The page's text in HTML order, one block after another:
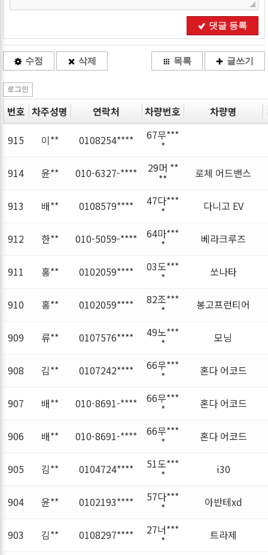
댓글 등록
수정 삭제 목록 글쓰기
로그인
번호 차주성명 연락처 차량번호 차량명
915
이** 0108254**** 67무***
*
914
윤** 010-6327-**** 29머 **
** 로체 어드밴스
913 배** 0108579**** 47다***
* 다니고 EV
912 한** 010-5059-**** 64마***
* 베라크루즈
911 홍** 0102059**** 03도***
* 쏘나타
910 홍** 0102059**** 82조***
* 봉고프런티어
909 류** 0107576**** 49노***
* 모닝
908 김** 0107242**** 66무***
* 혼다 어코드
907 배** 010-8691-**** 66무***
* 혼다 어코드
906 배** 010-8691-**** 66무***
* 혼다 어코드
905 김** 0104724**** 51도***
* i30
904 윤** 0102193**** 57다***
* 아반테xd
903 김** 0108297**** 27너***
* 트라제